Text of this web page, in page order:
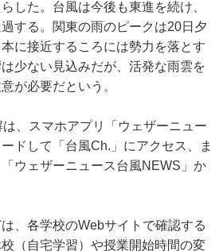
した。台風は今後も東進を続け、
する。関東の雨のピークは20日夕
に接近するころには勢力を落とす
少ない見込みだが、活発な雨雲を
が必要だという。
、スマホアプリ「ウェザーニュー
ドして「台風Ch.」にアクセス、ま
ウェザーニュース台風NEWS」か
、各学校のWebサイトで確認する
（自宅学習）や授業開始時間の変